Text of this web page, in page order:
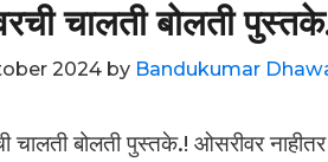
चालती बोलती
2024 by Bandukumar
चालती बोलती पुस्तके.! ओसरीवर